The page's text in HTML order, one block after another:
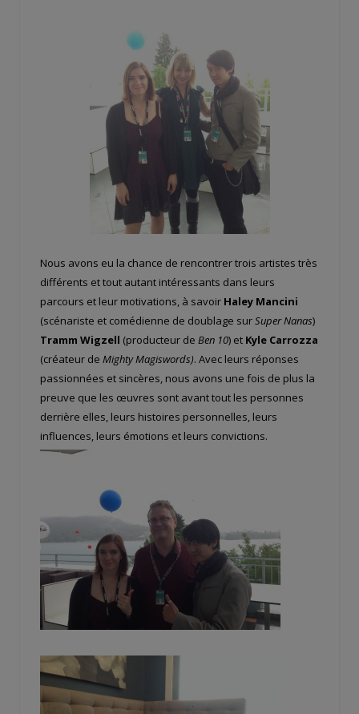
Nous avons eu la chance de rencontrer trois artistes très
différents et tout autant intéressants dans leurs
parcours et leur motivations, à savoir Haley Mancini
(scénariste et comédienne de doublage surSuper Nanas)
Tramm Wigzell (producteur de Ben 10) et Kyle Carrozza
(créateur de Mighty Magiswords). Avec leurs réponses
passionnées et sincères, nous avons une fois de plus la
preuve que les œuvres sont avant tout les personnes
derrière elles, leurs histoires personnelles, leurs
influences, leurs émotions et leurs convictions.